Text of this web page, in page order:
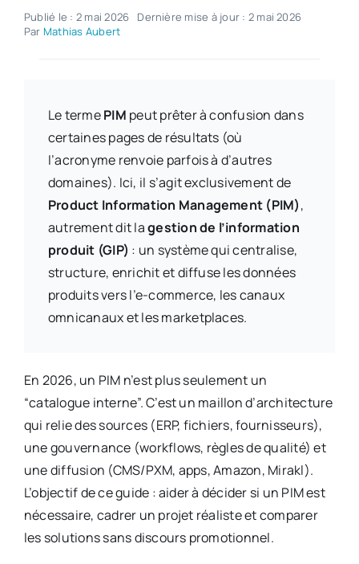
Publié le : 2 mai 2026
Dernière mise à jour : 2 mai 2026
Par Mathias Aubert
Le termePIM peut prêter à confusion dans
certaines pages de résultats (où
l’acronyme renvoie parfois à d’autres
domaines). Ici, il s’agit exclusivement de
Product Information Management (PIM),
autrement dit lagestion de l’information
produit (GIP) : un système qui centralise,
structure, enrichit et diffuse les données
produits vers l’e-commerce, les canaux
omnicanaux et les marketplaces.
En 2026, un PIM n’est plus seulement un
“catalogue interne”. C’est un maillon d’architecture
qui relie des sources (ERP, fichiers, fournisseurs),
une gouvernance (workflows, règles de qualité) et
une diffusion (CMS/PXM, apps, Amazon, Mirakl).
L’objectif de ce guide : aider à décider si un PIM est
nécessaire, cadrer un projet réaliste et comparer
les solutions sans discours promotionnel.